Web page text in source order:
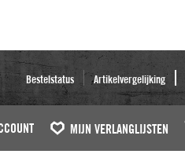
Bestelstatus Artikelvergelijking
MIJN VERLANGLIJSTEN